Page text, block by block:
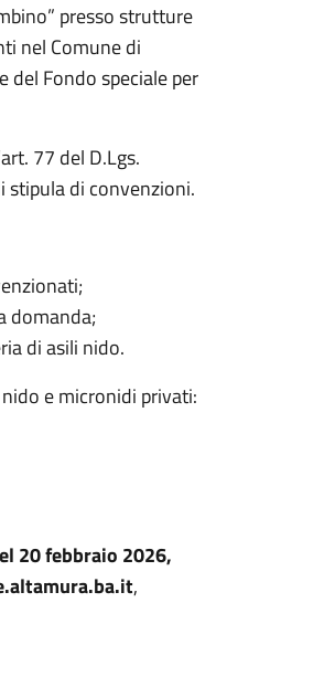
presso strutture
nel Comune di
del Fondo speciale per
77 del D.Lgs.
di convenzioni.
domanda;
di asili nido.
e micronidi privati:
20 febbraio 2026,
,